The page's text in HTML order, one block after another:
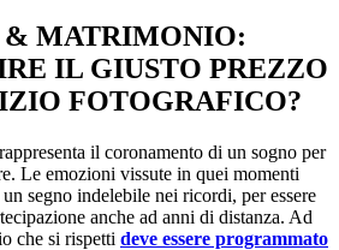
& MATRIMONIO:
IL GIUSTO PREZZO
FOTOGRAFICO?
il coronamento di un sogno per
Le emozioni vissute in quei momenti
segno indelebile nei ricordi, per essere
anche ad anni di distanza. Ad
che si rispetti deve essere programmato